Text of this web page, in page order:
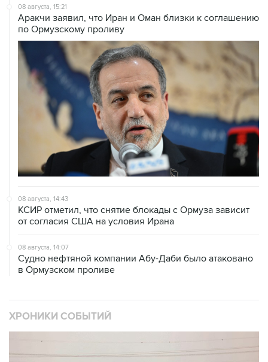
08 августа, 15:21
Аракчи заявил, что Иран и Оман близки к соглашению
по Ормузскому проливу
08 августа, 14:43
КСИР отметил, что снятие блокады с Ормуза зависит
от согласия США на условия Ирана
08 августа, 14:07
Судно нефтяной компании Абу-Даби было атаковано
в Ормузском проливе
ХРОНИКИ СОБЫТИЙ